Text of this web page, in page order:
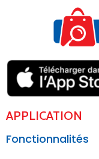
APPLICATION
Fonctionnalités